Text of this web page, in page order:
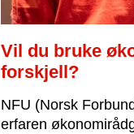
Vil du bruke
forskjell?
NFU (Norsk
erfaren